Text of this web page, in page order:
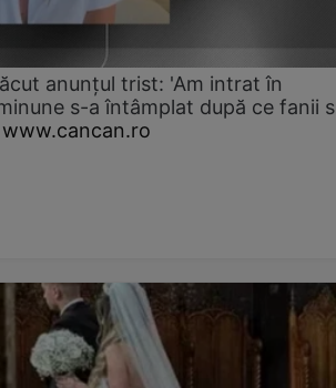
anunțul trist: 'Am intrat în
s-a întâmplat după ce fanii
www.cancan.ro